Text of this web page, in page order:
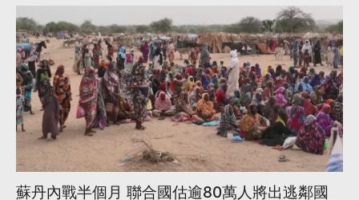
蘇丹內戰半個月 聯合國估逾80萬人將出逃鄰國